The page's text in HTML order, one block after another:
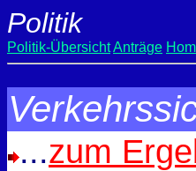
Politik
Politik-ÜbersichtAnträge
...zum